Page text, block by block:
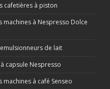
cafetières à piston
à Nespresso Dolce
de lait
capsule Nespresso
à café Senseo